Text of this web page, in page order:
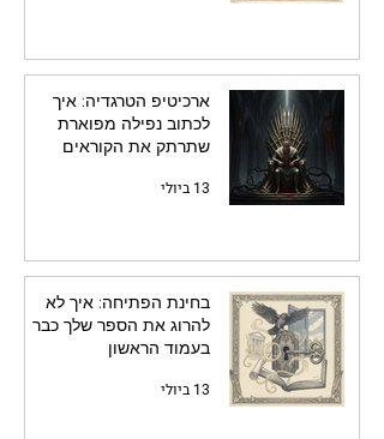
ארכיטיפ הטרגדיה: איך
לכתוב נפילה מפוארת
שתרתק את הקוראים
13 ביולי
בחינת הפתיחה: איך לא
להרוג את הספר שלך כבר
בעמוד הראשון
13 ביולי